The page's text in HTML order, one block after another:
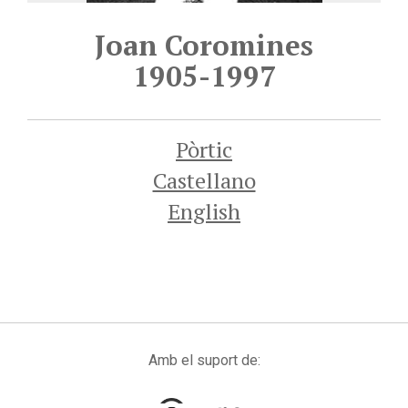
Joan Coromines
1905-1997
Pòrtic
Castellano
English
Amb el suport de: